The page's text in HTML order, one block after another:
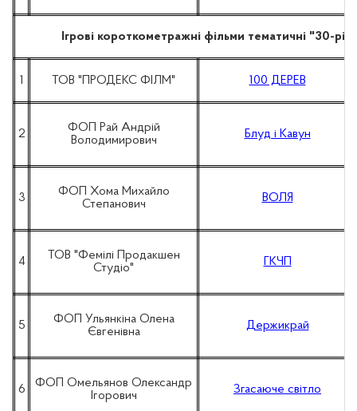
Ігрові короткометражні фільми тематичні "30-
1 ТОВ "ПРОДЕКС ФІЛМ" 100 ДЕРЕВ
2
ФОП Рай Андрій
Володимирович
Блуд і Кавун
3
ФОП Хома Михайло
Степанович
ВОЛЯ
4
ТОВ "Фемілі Продакшен
Студіо"
ГКЧП
5
ФОП Ульянкіна Олена
Євгенівна
Держикрай
6
ФОП Омельянов Олександр
Ігорович
Згасаюче світло